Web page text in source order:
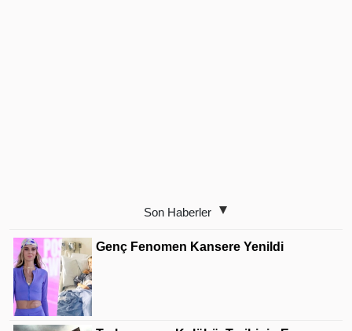
Son Haberler
Genç Fenomen Kansere Yenildi